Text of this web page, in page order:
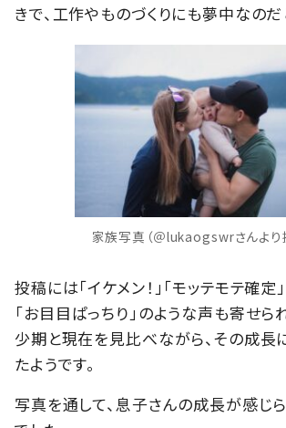
きで、工作やものづくりにも夢中なのだ
家族写真（＠lukaogswrさんより
投稿には「イケメン！」「モッテモテ確定
「お目目ぱっちり」のような声も寄せら
少期と現在を見比べながら、その成長
たようです。
写真を通して、息子さんの成長が感じ